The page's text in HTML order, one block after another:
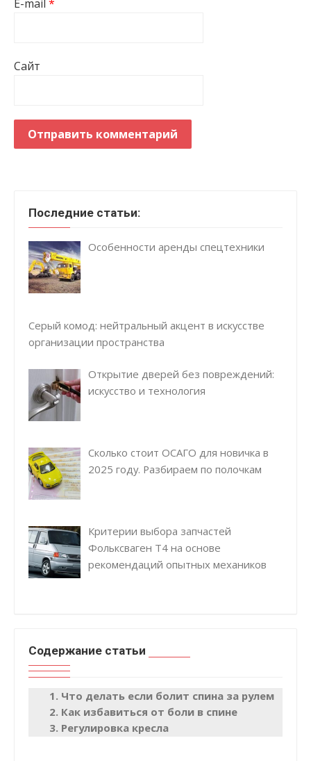
E-mail *
Сайт
Последние статьи:
Особенности аренды спецтехники
Серый комод: нейтральный акцент в искусстве
организации пространства
Открытие дверей без повреждений:
искусство и технология
Сколько стоит ОСАГО для новичка в
2025 году. Разбираем по полочкам
Критерии выбора запчастей
Фольксваген Т4 на основе
рекомендаций опытных механиков
Содержание статьи
Что делать если болит спина за рулем
Как избавиться от боли в спине
Регулировка кресла